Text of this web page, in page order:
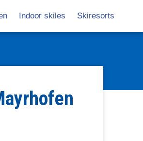
Indoor skiles Skiresorts